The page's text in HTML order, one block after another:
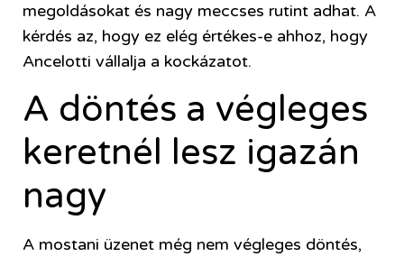
megoldásokat és nagy meccses rutint adhat. A
kérdés az, hogy ez elég értékes-e ahhoz, hogy
Ancelotti vállalja a kockázatot.
A döntés a végleges
keretnél lesz igazán
nagy
A mostani üzenet még nem végleges döntés,